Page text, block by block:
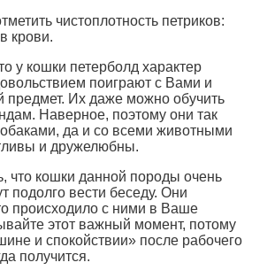
чистоплотность петриков:
крови.
у кошки петерболд характер
поиграют с Вами и
предмет. Их даже можно обучить
Наверное, поэтому они так
да и со всеми животными
и дружелюбны.
что кошки данной породы очень
подолго вести беседу. Они
происходило с ними в Ваше
этот важный момент, потому
и спокойствии» после рабочего
получится.